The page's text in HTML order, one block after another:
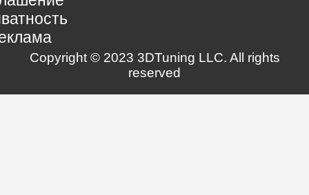
Copyright © 2023 3DTuning LLC. All rights
reserved